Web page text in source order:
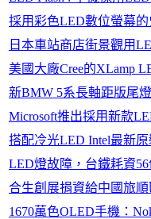
採用彩色LED數位螢幕
日本車站商店街景觀用
美國大廠Cree的XLamp
新BMW 5系長軸距版尾
Microsoft推出採用新款
搭配冷光LED Intel最新
LED燈故障，台鐵耗資
合生創展捐資給中國旅順
1670萬色OLED手機：